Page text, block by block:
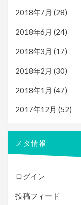
2018年7月 (28)
2018年6月 (24)
2018年3月 (17)
2018年2月 (30)
2018年1月 (47)
2017年12月 (52)
メタ情報
ログイン
投稿フィード